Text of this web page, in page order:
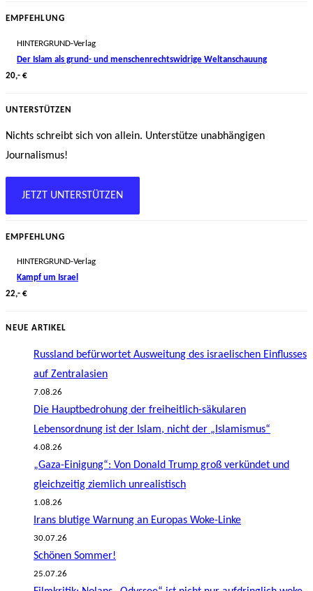
EMPFEHLUNG
HINTERGRUND-Verlag
Der Islam als grund- und menschenrechtswidrige Weltanschauung
20,- €
UNTERSTÜTZEN
Nichts schreibt sich von allein. Unterstütze unabhängigen
Journalismus!
JETZT UNTERSTÜTZEN
EMPFEHLUNG
HINTERGRUND-Verlag
Kampf um Israel
22,- €
NEUE ARTIKEL
Russland befürwortet Ausweitung des israelischen Einflusses
auf Zentralasien
7.08.26
Die Hauptbedrohung der freiheitlich-säkularen
Lebensordnung ist der Islam, nicht der „Islamismus“
4.08.26
„Gaza-Einigung“: Von Donald Trump groß verkündet und
gleichzeitig ziemlich unrealistisch
1.08.26
Irans blutige Warnung an Europas Woke-Linke
30.07.26
Schönen Sommer!
25.07.26